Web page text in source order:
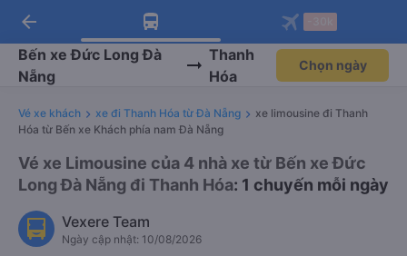
Tải app Vexere ngay!
Nhận ưu đãi thành viên độc
quyền
Mở app
Tải app Vexere
-30k/ghế khi đặt vé máy bay qua
app
Mở app
arrow_back
Bến xe Đức Long Đà
Nẵng
Thanh
Hóa
Chọn ngày
Vé xe khách xe đi Thanh Hóa từ Đà Nẵng
xe limousine đi Thanh
Hóa từ Bến xe Khách phía nam Đà Nẵng
Vé xe Limousine của 4 nhà xe từ Bến xe Đức
Long Đà Nẵng đi Thanh Hóa: 1 chuyến mỗi ngày
Vexere Team
Ngày cập nhật: 10/08/2026